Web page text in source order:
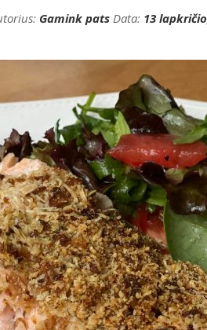
Gamink pats Data: 13